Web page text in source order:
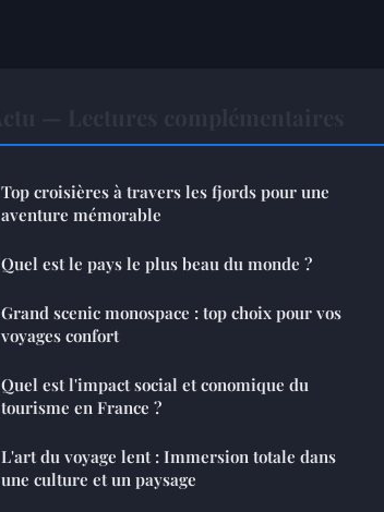
Top croisières à travers les fjords pour une
aventure mémorable
Quel est le pays le plus beau du monde ?
Grand scenic monospace : top choix pour vos
voyages confort
Quel est l'impact social et conomique du
tourisme en France ?
L'art du voyage lent : Immersion totale dans
une culture et un paysage